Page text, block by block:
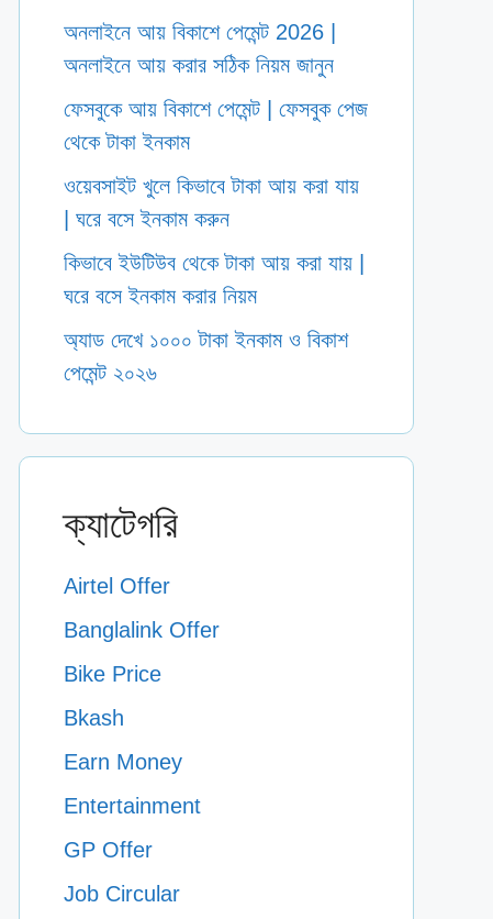
অনলাইনে আয় বিকাশে পেমেন্ট 2026 |
অনলাইনে আয় করার সঠিক নিয়ম জানুন
ফেসবুকে আয় বিকাশে পেমেন্ট | ফেসবুক পেজ
থেকে টাকা ইনকাম
ওয়েবসাইট খুলে কিভাবে টাকা আয় করা যায়
| ঘরে বসে ইনকাম করুন
কিভাবে ইউটিউব থেকে টাকা আয় করা যায় |
ঘরে বসে ইনকাম করার নিয়ম
অ্যাড দেখে ১০০০ টাকা ইনকাম ও বিকাশ
পেমেন্ট ২০২৬
ক্যাটেগরি
Airtel Offer
Banglalink Offer
Bike Price
Bkash
Earn Money
Entertainment
GP Offer
Job Circular